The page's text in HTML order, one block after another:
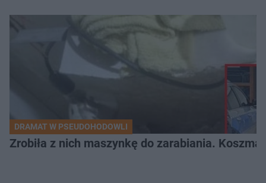
DRAMAT W PSEUDOHODOWLI
Zrobiła z nich maszynkę do zarabiania.